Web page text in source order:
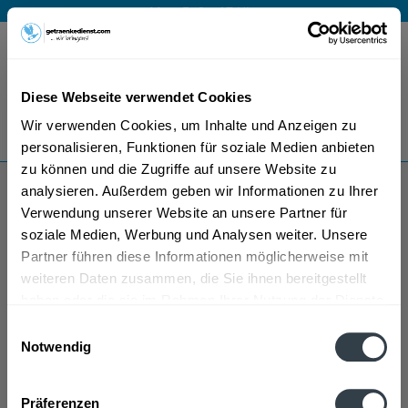
Diese Webseite verwendet Cookies
Wir verwenden Cookies, um Inhalte und Anzeigen zu
personalisieren, Funktionen für soziale Medien anbieten
zu können und die Zugriffe auf unsere Website zu
analysieren. Außerdem geben wir Informationen zu Ihrer
Verwendung unserer Website an unsere Partner für
soziale Medien, Werbung und Analysen weiter. Unsere
Partner führen diese Informationen möglicherweise mit
weiteren Daten zusammen, die Sie ihnen bereitgestellt
Notwendig
Präferenzen
Mo – Fr 9 – 17 Uhr
Menü
Bestellung widerrufen
Es gilt unsere Datenschutzerklärung
Teruzzi & Puthod Wein
Regionen, Städten, Orten und Postleitzahl-Gebieten